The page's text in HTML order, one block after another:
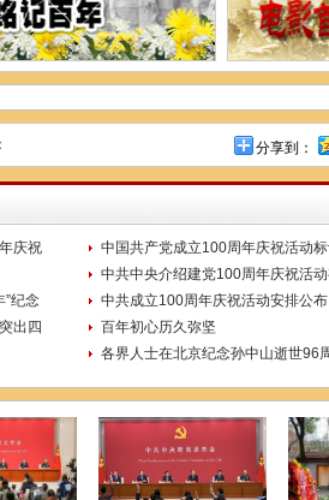
分享到：
庆祝
中国共产党成立100周年庆祝活动
中共中央介绍建党100周年庆祝活
”纪念
中共成立100周年庆祝活动安排公
出四
百年初心历久弥坚
各界人士在北京纪念孙中山逝世96